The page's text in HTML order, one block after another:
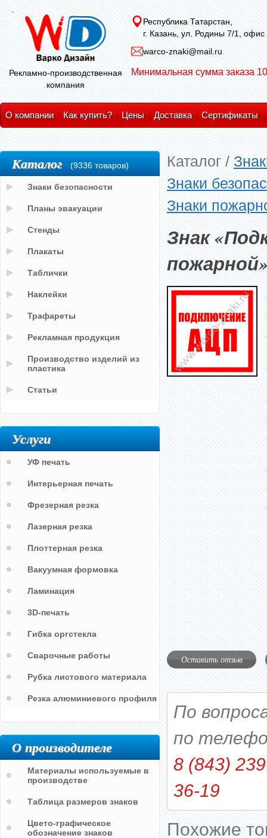
Рекламно-производственная
компания
Республика Татарстан,
г. Казань, ул. Родины 7/1, офис
warco-znaki@mail.ru
Минимальная сумма заказа
О компании Как купить? Цены Доставка Сертификаты
Каталог /
Знаки
Знаки
Знак
Оставить отзыв
По
по
8 (843)
36-19
Похожие
Каталог (9336 товаров)
Знаки безопасности
Планы эвакуации
Стенды
Плакаты
Таблички
Наклейки
Трафареты
Рекламная продукция
Производство изделий из
пластика
Статьи
Услуги
УФ печать
Интерьерная печать
Фрезерная резка
Лазерная резка
Плоттерная резка
Вакуумная формовка
Ламинация
3D-печать
Гибка оргстекла
Сварочные работы
Рубка листового материала
Резка алюминиевого профиля
О производителе
Материалы используемые в
производстве
Таблица размеров знаков
Цвето-графическое
обозначение знаков